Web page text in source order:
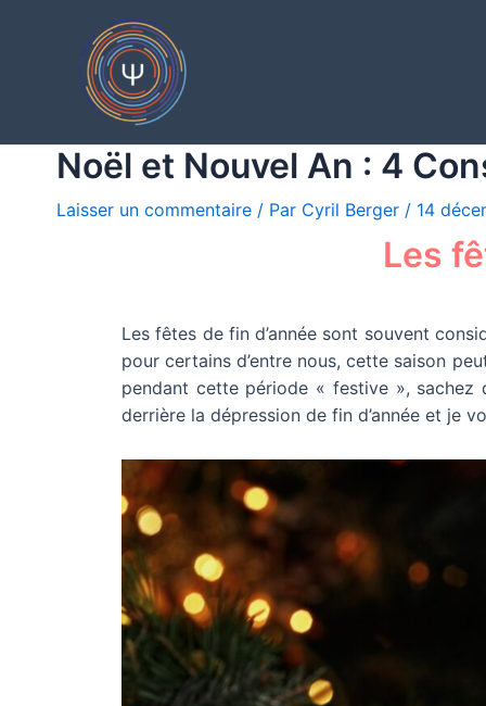
Noël et Nouvel An : 4
Laisser un commentaire / Par Cyril Berger / 14
Les
Les fêtes de fin d’année sont souvent
pour certains d’entre nous, cette saison
pendant cette période « festive », sachez
derrière la dépression de fin d’année et je
l’article